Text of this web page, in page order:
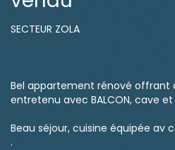
SECTEUR ZOLA
Bel appartement rénové offrant
entretenu avec BALCON, cave et
Beau séjour, cuisine équipée av
.